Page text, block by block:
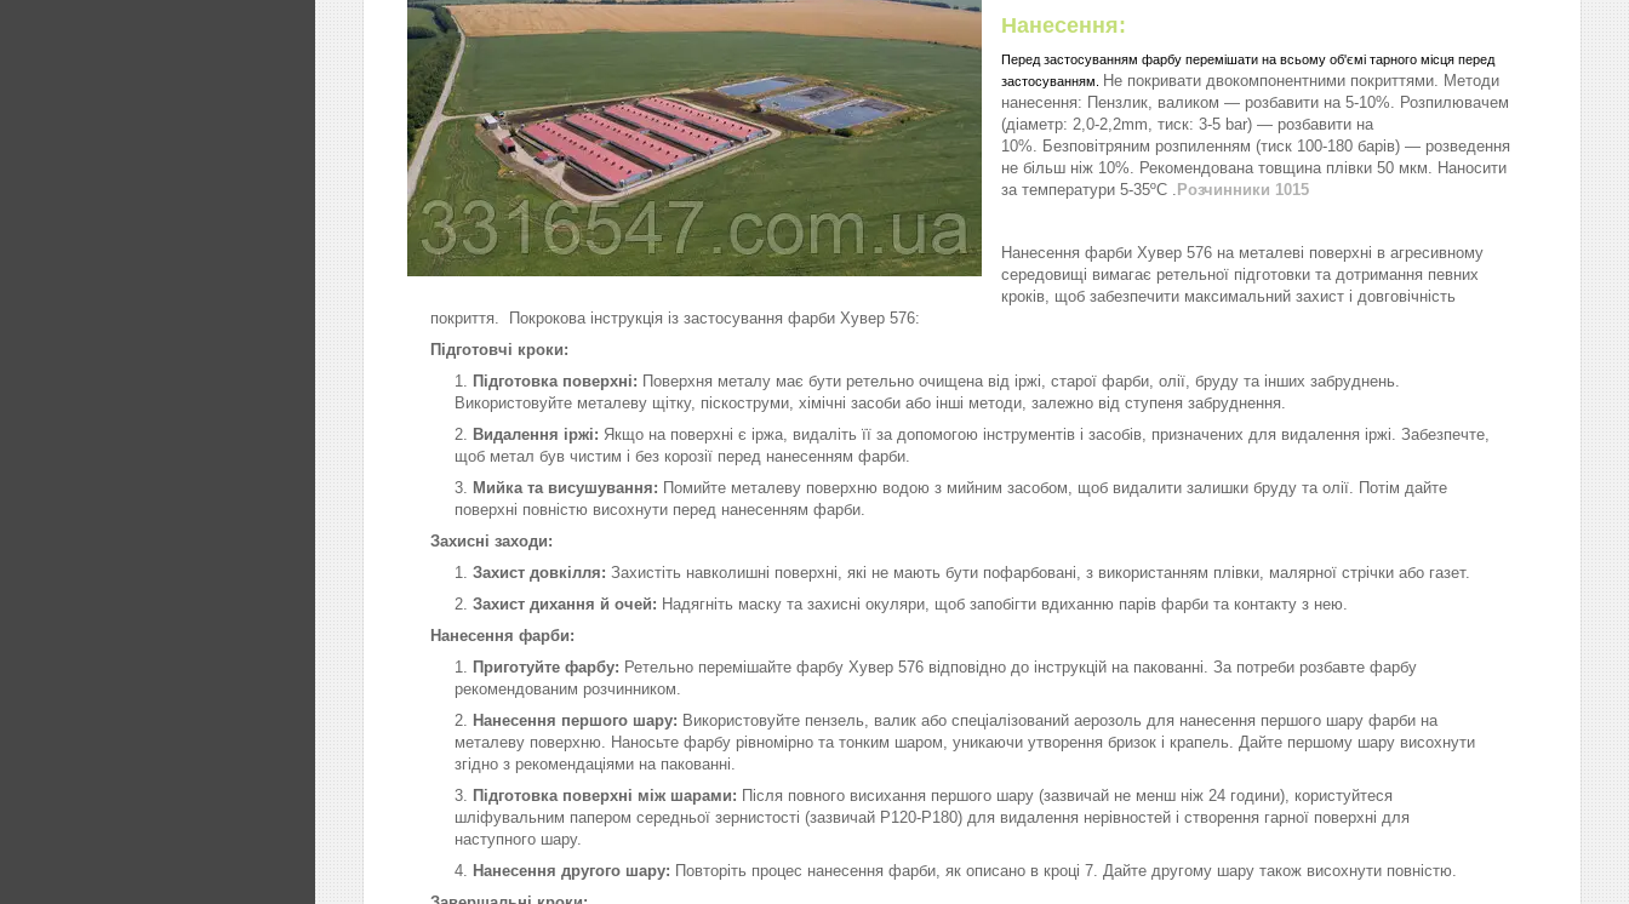
Нанесення:
Перед застосуванням фарбу перемішати на всьому об'ємі тарного місця перед
застосуванням
Не покривати двокомпонентними покриттями.
Методи
нанесення: Пензлик, валиком — розбавити на 5-10%.
Розпилювачем
(діаметр: 2,0-2,2mm , тиск: 3-5 bar) — розбавити на
10%.
Безповітряним розпиленням (тиск 100-180 барів) — розведення
не більш ніж 10%.
Рекомендована товщина плівки 50 мкм.
Наносити
за температури 5-35ºC . Розчинники 1015
Нанесення фарби Хувер 576 на металеві поверхні в агресивному
середовищі вимагає ретельної підготовки та дотримання певних
кроків, щоб забезпечити максимальний захист і довговічність
покриття. Покрокова інструкція із застосування фарби Хувер 576:
Підготовчі кроки:
Підготовка поверхні: Поверхня металу має бути ретельно очищена від іржі, старої фарби, олії, бруду та інших забруднень.
Використовуйте металеву щітку, піскоструми, хімічні засоби або інші методи, залежно від ступеня забруднення.
Видалення іржі: Якщо на поверхні є іржа, видаліть її за допомогою інструментів і засобів, призначених для видалення іржі. Забезпечте,
щоб метал був чистим і без корозії перед нанесенням фарби.
Мийка та висушування: Помийте металеву поверхню водою з мийним засобом, щоб видалити залишки бруду та олії. Потім дайте
поверхні повністю висохнути перед нанесенням фарби.
Захисні заходи:
Захист довкілля: Захистіть навколишні поверхні, які не мають бути пофарбовані, з використанням плівки, малярної стрічки або газет.
Захист дихання й очей: Надягніть маску та захисні окуляри, щоб запобігти вдиханню парів фарби та контакту з нею.
Нанесення фарби:
Приготуйте фарбу: Ретельно перемішайте фарбу Хувер 576 відповідно до інструкцій на пакованні. За потреби розбавте фарбу
рекомендованим розчинником.
Нанесення першого шару: Використовуйте пензель, валик або спеціалізований аерозоль для нанесення першого шару фарби на
металеву поверхню. Наносьте фарбу рівномірно та тонким шаром, уникаючи утворення бризок і крапель. Дайте першому шару висохнути
згідно з рекомендаціями на пакованні.
Підготовка поверхні між шарами: Після повного висихання першого шару (зазвичай не менш ніж 24 години), користуйтеся
шліфувальним папером середньої зернистості (зазвичай P120-P180) для видалення нерівностей і створення гарної поверхні для
наступного шару.
Нанесення другого шару: Повторіть процес нанесення фарби, як описано в кроці 7. Дайте другому шару також висохнути повністю.